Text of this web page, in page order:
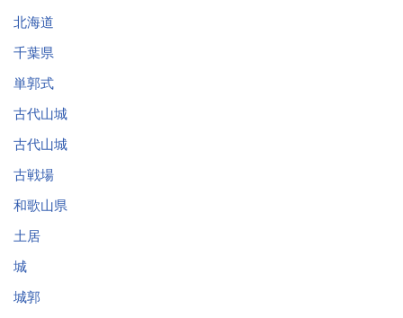
北海道
千葉県
単郭式
古代山城
古代山城
古戦場
和歌山県
土居
城
城郭